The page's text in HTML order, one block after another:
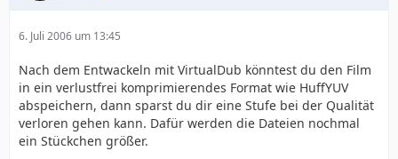
6. Juli 2006 um 13:45
Nach dem Entwackeln mit VirtualDub könntest du den Film
in ein verlustfrei komprimierendes Format wie HuffYUV
abspeichern, dann sparst du dir eine Stufe bei der Qualität
verloren gehen kann. Dafür werden die Dateien nochmal
ein Stückchen größer.